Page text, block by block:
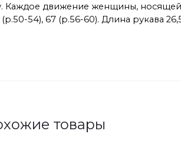
движение женщины, носящей
54), 67 (р.56-60). Длина рукава
товары